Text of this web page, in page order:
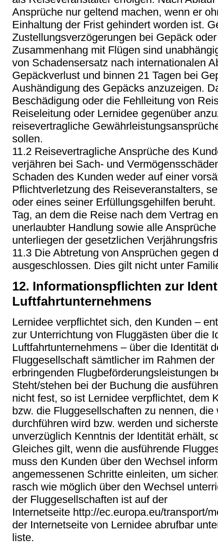
Ansprüche nur geltend machen, wenn er
Einhaltung der Frist gehindert worden ist.
Zustellungsverzögerungen bei Gepäck
Zusammenhang mit Flügen sind
von Schadensersatz nach internationalen
Gepäckverlust und binnen 21 Tagen bei
Aushändigung des Gepäcks anzuzeigen.
Beschädigung oder die Fehlleitung von
Reiseleitung oder Lernidee gegenüber
reisevertragliche
sollen.
11.2 Reisevertragliche Ansprüche des
verjähren bei Sach- und
Schaden des Kunden weder auf einer
Pflichtverletzung des Reiseveranstalters,
oder eines seiner Erfüllungsgehilfen
Tag, an dem die Reise nach dem Vertrag
unerlaubter Handlung sowie alle
unterliegen der gesetzlichen
11.3 Die Abtretung von Ansprüchen gegen
ausgeschlossen. Dies gilt nicht unter
12. Informationspflichten zur
Luftfahrtunternehmens
Lernidee verpflichtet sich, den Kunden –
zur Unterrichtung von Fluggästen über die
Luftfahrtunternehmens – über die Identität
Fluggesellschaft sämtlicher im Rahmen
erbringenden Flugbeförderungsleistungen
Steht/stehen bei der Buchung die
nicht fest, so ist Lernidee verpflichtet, dem
bzw. die Fluggesellschaften zu nennen,
durchführen wird bzw. werden und
unverzüglich Kenntnis der Identität erhält,
Gleiches gilt, wenn die ausführende
muss den Kunden über den Wechsel
angemessenen Schritte einleiten, um
rasch wie möglich über den Wechsel
der Fluggesellschaften ist auf der
Internetseite http://ec.europa.eu/transport/
der Internetseite von Lernidee abrufbar
liste.